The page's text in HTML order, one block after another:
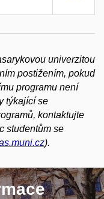
univerzitou
postižením, pokud
programu není
týkající se
kontaktujte
studentům se
).